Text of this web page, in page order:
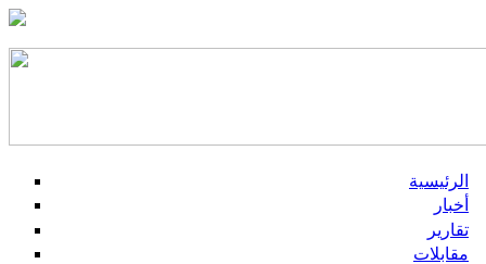
الرئيسية
أخبار
تقارير
مقابلات